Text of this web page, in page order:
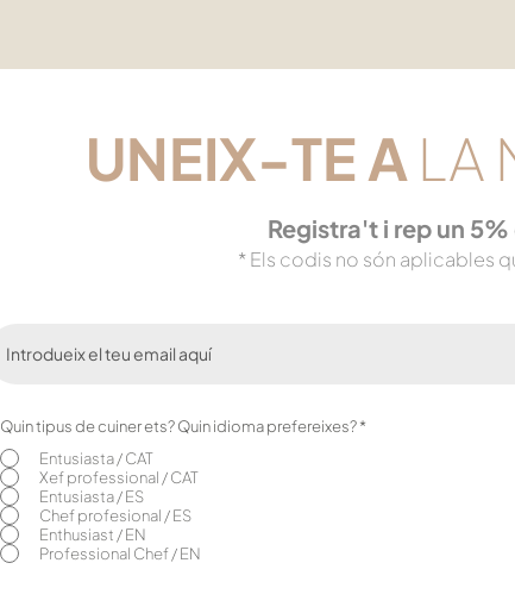
UNEIX-TEA LA
Registra't i rep un
* Els codis no són aplicables
Quin tipus de cuiner ets? Quin idioma prefereixes?*
Entusiasta / CAT
Xef professional / CAT
Entusiasta / ES
Chef profesional / ES
Enthusiast / EN
Professional Chef / EN